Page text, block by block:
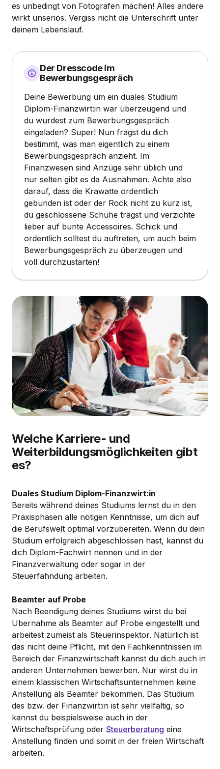
es unbedingt von Fotografen machen! Alles andere
wirkt unseriös. Vergiss nicht die Unterschrift unter
deinem Lebenslauf.
Der Dresscode im
Bewerbungsgespräch
Deine Bewerbung um ein duales Studium
Diplom-Finanzwirt:in war überzeugend und
du wurdest zum Bewerbungsgespräch
eingeladen? Super! Nun fragst du dich
bestimmt, was man eigentlich zu einem
Bewerbungsgespräch anzieht. Im
Finanzwesen sind Anzüge sehr üblich und
nur selten gibt es da Ausnahmen. Achte also
darauf, dass die Krawatte ordentlich
gebunden ist oder der Rock nicht zu kurz ist,
du geschlossene Schuhe trägst und verzichte
lieber auf bunte Accessoires. Schick und
ordentlich solltest du auftreten, um auch beim
Bewerbungsgespräch zu überzeugen und
voll durchzustarten!
Welche Karriere- und
Weiterbildungsmöglichkeiten gibt
es?
Duales Studium Diplom-Finanzwirt:in
Bereits während deines Studiums lernst du in den
Praxisphasen alle nötigen Kenntnisse, um dich auf
die Berufswelt optimal vorzubereiten. Wenn du dein
Studium erfolgreich abgeschlossen hast, kannst du
dich Diplom-Fachwirt nennen und in der
Finanzverwaltung oder sogar in der
Steuerfahndung arbeiten.
Beamter auf Probe
Nach Beendigung deines Studiums wirst du bei
Übernahme als Beamter auf Probe eingestellt und
arbeitest zumeist als Steuerinspektor. Natürlich ist
das nicht deine Pflicht, mit den Fachkenntnissen im
Bereich der Finanzwirtschaft kannst du dich auch in
anderen Unternehmen bewerben. Nur wirst du in
einem klassischen Wirtschaftsunternehmen keine
Anstellung als Beamter bekommen. Das Studium
des bzw. der Finanzwirt:in ist sehr vielfältig, so
kannst du beispielsweise auch in der
Wirtschaftsprüfung oder Steuerberatung eine
Anstellung finden und somit in der freien Wirtschaft
arbeiten.